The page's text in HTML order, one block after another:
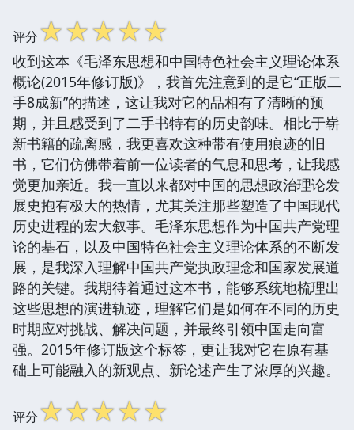
评分☆☆☆☆☆
收到这本《毛泽东思想和中国特色社会主义理论体系
概论(2015年修订版)》，我首先注意到的是它“正版二
手8成新”的描述，这让我对它的品相有了清晰的预
期，并且感受到了二手书特有的历史韵味。相比于崭
新书籍的疏离感，我更喜欢这种带有使用痕迹的旧
书，它们仿佛带着前一位读者的气息和思考，让我感
觉更加亲近。我一直以来都对中国的思想政治理论发
展史抱有极大的热情，尤其关注那些塑造了中国现代
历史进程的宏大叙事。毛泽东思想作为中国共产党理
论的基石，以及中国特色社会主义理论体系的不断发
展，是我深入理解中国共产党执政理念和国家发展道
路的关键。我期待着通过这本书，能够系统地梳理出
这些思想的演进轨迹，理解它们是如何在不同的历史
时期应对挑战、解决问题，并最终引领中国走向富
强。2015年修订版这个标签，更让我对它在原有基
础上可能融入的新观点、新论述产生了浓厚的兴趣。
评分☆☆☆☆☆